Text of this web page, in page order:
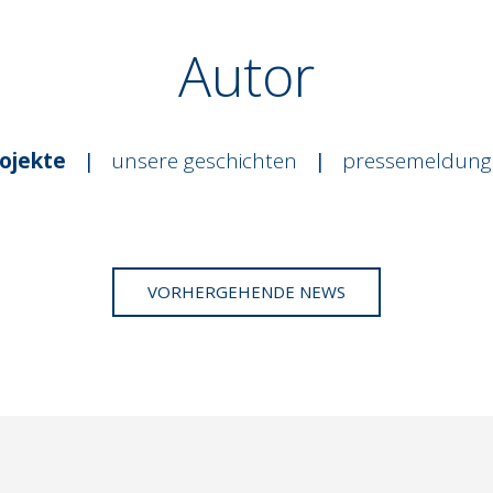
Autor
| unsere geschichten |
VORHERGEHENDE NEWS